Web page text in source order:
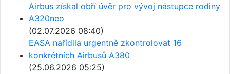
Airbus získal obří úvěr pro vývoj nástupce rodiny
A320neo
(02.07.2026 08:40)
EASA nařídila urgentně zkontrolovat 16
konkrétních Airbusů A380
(25.06.2026 05:25)